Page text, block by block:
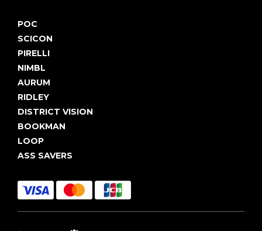
POC
SCICON
PIRELLI
NIMBL
AURUM
RIDLEY
DISTRICT VISION
BOOKMAN
LOOP
ASS SAVERS